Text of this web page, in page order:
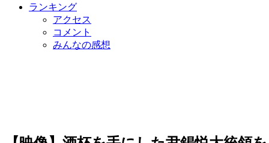
ランキング
アクセス
コメント
みんなの感想